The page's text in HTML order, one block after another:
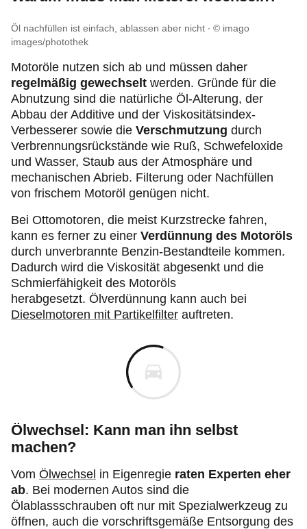
Öl nachfüllen ist einfach, ablassen aber nicht
© imago
images/photothek
Motoröle nutzen sich ab und müssen daher
regelmäßig gewechselt werden. Gründe für die
Abnutzung sind die natürliche Öl-Alterung, der
Abbau der Additive und der Viskositätsindex-
Verbesserer sowie die Verschmutzung durch
Verbrennungsrückstände wie Ruß, Schwefeloxide
und Wasser, Staub aus der Atmosphäre und
mechanischen Abrieb. Filterung oder Nachfüllen
von frischem Motoröl genügen nicht.
Bei Ottomotoren, die meist Kurzstrecke fahren,
kann es ferner zu einer Verdünnung des Motoröls
durch unverbrannte Benzin-Bestandteile kommen.
Dadurch wird die Viskosität abgesenkt und die
Schmierfähigkeit des Motoröls
herabgesetzt. Ölverdünnung kann auch bei
Dieselmotoren mit Partikelfilter auftreten.
Ölwechsel: Kann man ihn selbst
machen?
Vom Ölwechsel in Eigenregie raten Experten eher
ab. Bei modernen Autos sind die
Ölablassschrauben oft nur mit Spezialwerkzeug zu
öffnen, auch die vorschriftsgemäße Entsorgung des